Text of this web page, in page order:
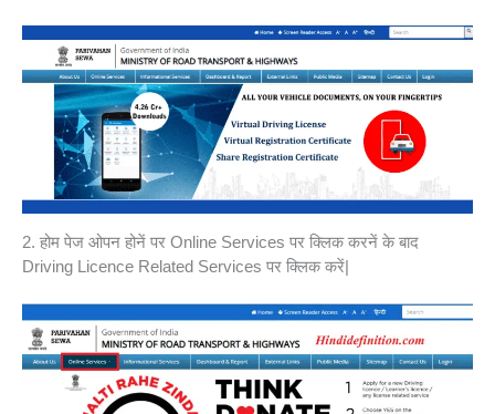
2. होम पेज ओपन होनें पर Online Services पर क्लिक करनें के बाद
Driving Licence Related Services पर क्लिक करें|